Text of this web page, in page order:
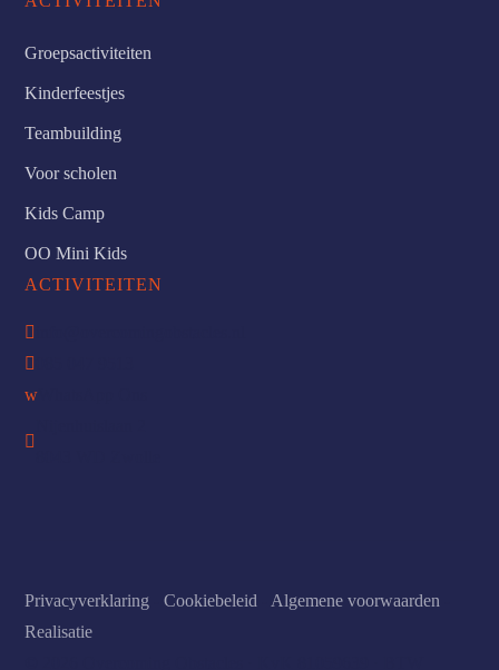
Groepsactiviteiten
Kinderfeestjes
Teambuilding
Voor scholen
Kids Camp
OO Mini Kids
ACTIVITEITEN


w

Privacyverklaring -Cookiebeleid Algemene voorwaarden
Realisatie